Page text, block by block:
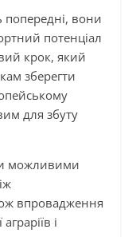
вони
потенціал
крок, який
зберегти
для збуту
можливими
впровадження
і